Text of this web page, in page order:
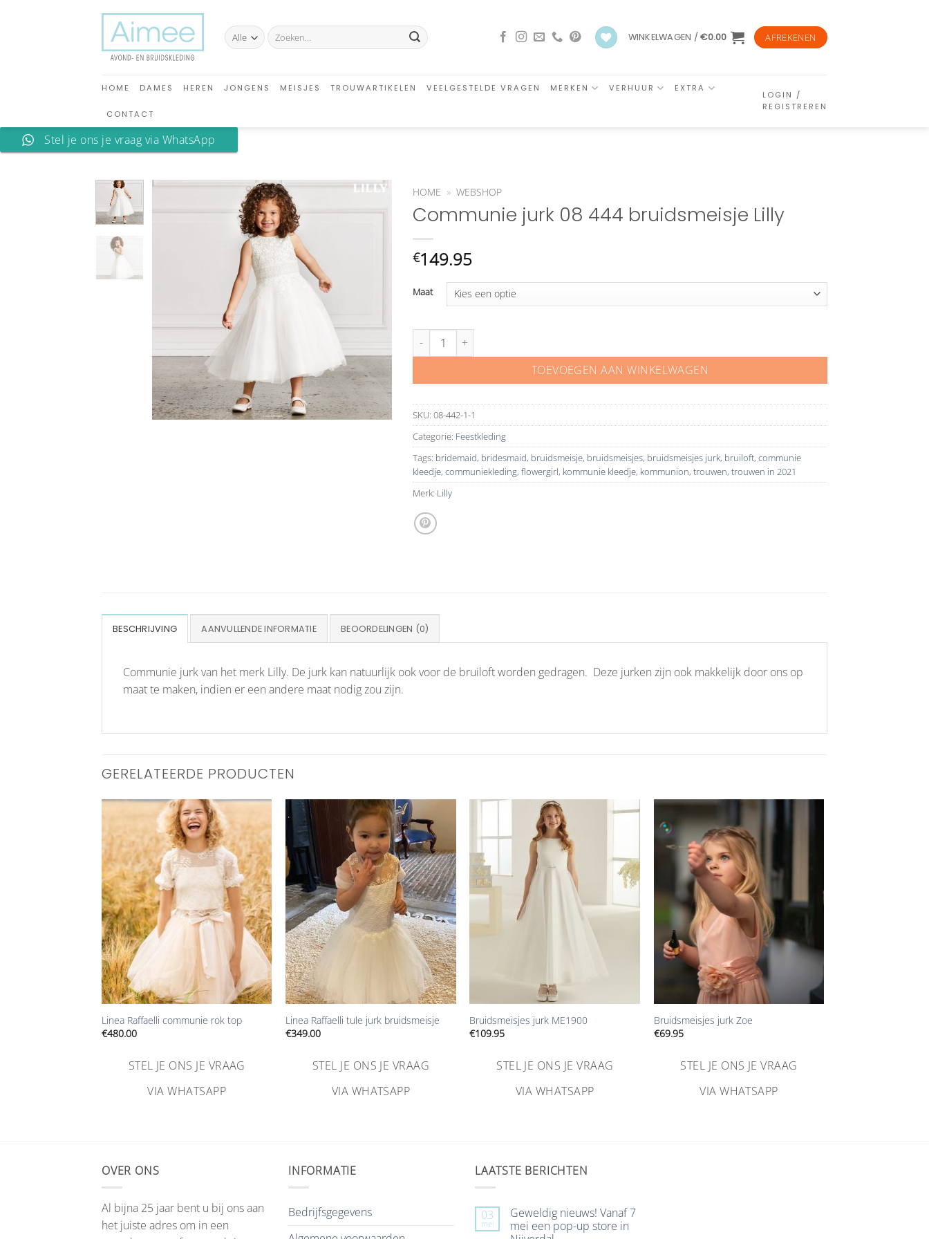
Zoeken
naar:
WINKELWAGEN /€0.00 AFREKENEN
HOME DAMES HEREN JONGENS MEISJES TROUWARTIKELEN VEELGESTELDE VRAGEN MERKEN VERHUUR EXTRA
CONTACT
LOGIN /
REGISTREREN
Stel je ons je vraag via WhatsApp
HOME » WEBSHOP
Communie jurk 08 444 bruidsmeisje Lilly
€149.95
Maat
Communie jurk 08 444 bruidsmeisje Lilly aantal
TOEVOEGEN AAN WINKELWAGEN
SKU: 08-442-1-1
Categorie: Feestkleding
Tags: bridemaid, bridesmaid, bruidsmeisje, bruidsmeisjes, bruidsmeisjes jurk, bruiloft, communie
kleedje, communiekleding, flowergirl, kommunie kleedje, kommunion, trouwen, trouwen in 2021
Merk: Lilly
BESCHRIJVING AANVULLENDE INFORMATIE BEOORDELINGEN (0)
Communie jurk van het merk Lilly. De jurk kan natuurlijk ook voor de bruiloft worden gedragen. Deze jurken zijn ook makkelijk door ons op
maat te maken, indien er een andere maat nodig zou zijn.
GERELATEERDE PRODUCTEN
Aan
verlanglijst
toevoegen
+
Linea Raffaelli communie rok top
€480.00
STEL JE ONS JE VRAAG
VIA WHATSAPP
Aan
verlanglijst
toevoegen
+
Linea Raffaelli tule jurk bruidsmeisje
€349.00
STEL JE ONS JE VRAAG
VIA WHATSAPP
toevoegen
Bruidsmeisjes jurk ME1900
€109.95
STEL JE ONS JE VRAAG
VIA WHATSAPP
Bruidsmeisjes jurk Zoe
€69.95
STEL JE ONS JE VRAAG
VIA WHATSAPP
OVER ONS
Al bijna 25 jaar bent u bij ons aan
het juiste adres om in een
INFORMATIE
Bedrijfsgegevens
LAATSTE BERICHTEN
03
mei
Geweldig nieuws! Vanaf 7
mei een pop-up store in